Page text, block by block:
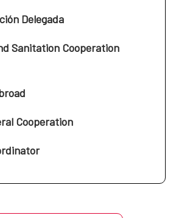
Delegada
Sanitation Cooperation
Cooperation